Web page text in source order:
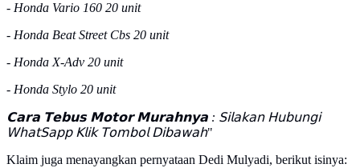
- Honda Vario 160 20 unit
- Honda Beat Street Cbs 20 unit
- Honda X-Adv 20 unit
- Honda Stylo 20 unit
𝗖𝗮𝗿𝗮 𝗧𝗲𝗯𝘂𝘀 𝗠𝗼𝘁𝗼𝗿 𝗠𝘂𝗿𝗮𝗵𝗻𝘆𝗮 : 𝖲𝗂𝗅𝖺𝗄𝖺𝗇 𝖧𝗎𝖻𝗎𝗇𝗀𝗂
𝖶𝗁𝖺𝗍𝖲𝖺𝗉𝗉 𝖪𝗅𝗂𝗄 𝖳𝗈𝗆𝖻𝗈𝗅 𝖣𝗂𝖻𝖺𝗐𝖺𝗁"
Klaim juga menayangkan pernyataan Dedi Mulyadi, berikut isinya: